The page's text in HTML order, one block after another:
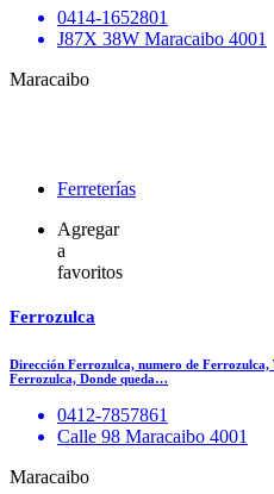
0414-1652801
J87X 38W Maracaibo 4001
Maracaibo
Ferreterías
Agregar
a
favoritos
Ferrozulca
Dirección Ferrozulca, numero de
Ferrozulca, Donde queda…
0412-7857861
Calle 98 Maracaibo 4001
Maracaibo